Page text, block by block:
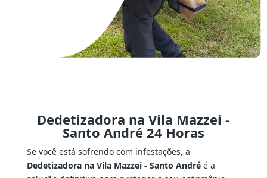
Dedetizadora na Vila Mazzei -
Santo André 24 Horas
Se você está sofrendo com infestações, a
Dedetizadora na Vila Mazzei - Santo Andréé a